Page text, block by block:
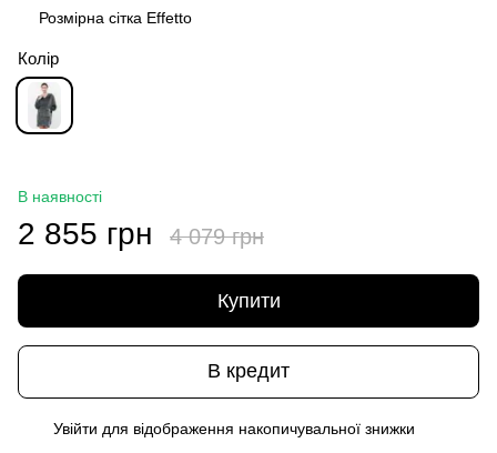
Розмірна сітка Effetto
Колір
В наявності
2 855 грн 4 079 грн
Купити
В кредит
Увійти для відображення накопичувальної знижки